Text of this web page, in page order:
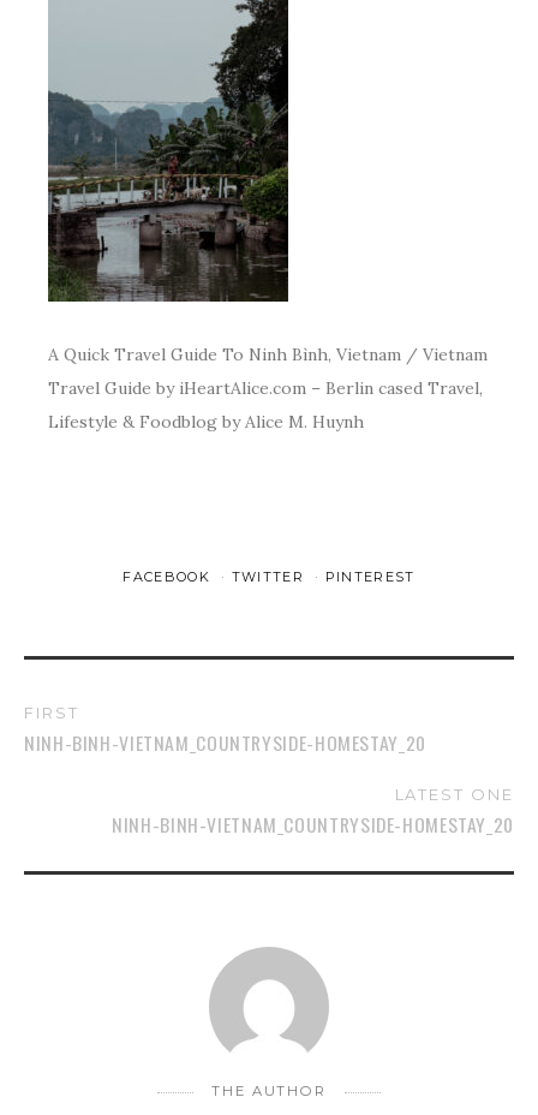
A Quick Travel Guide To Ninh Bình, Vietnam / Vietnam
Travel Guide by iHeartAlice.com – Berlin cased Travel,
Lifestyle & Foodblog by Alice M. Huynh
FACEBOOK TWITTER PINTEREST
FIRST
NINH-BINH-VIETNAM_COUNTRYSIDE-HOMESTAY_20
LATEST ONE
NINH-BINH-VIETNAM_COUNTRYSIDE-HOMESTAY_20
THE AUTHOR